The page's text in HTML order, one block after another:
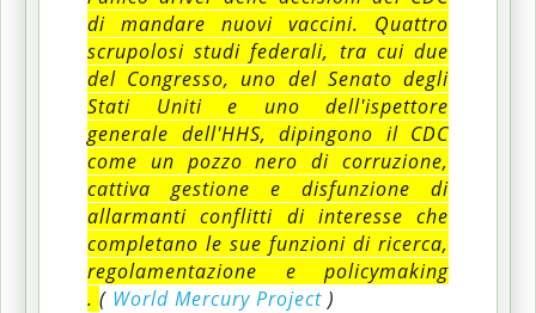
di mandare nuovi vaccini. Quattro
scrupolosi studi federali, tra cui due
del Congresso, uno del Senato degli
Stati Uniti e uno dell'ispettore
generale dell'HHS, dipingono il CDC
come un pozzo nero di corruzione,
cattiva gestione e disfunzione di
allarmanti conflitti di interesse che
completano le sue funzioni di ricerca,
regolamentazione e policymaking
. ( World Mercury Project )